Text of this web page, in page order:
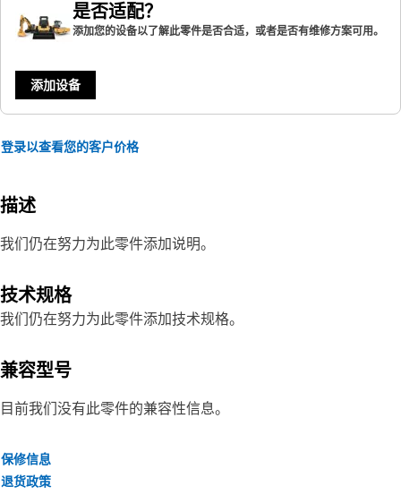
是否适配？
添加您的设备以了解此零件是否合适，或者是否有维修方案可用。
添加设备
登录以查看您的客户价格
描述
我们仍在努力为此零件添加说明。
技术规格
我们仍在努力为此零件添加技术规格。
兼容型号
目前我们没有此零件的兼容性信息。
保修信息
退货政策